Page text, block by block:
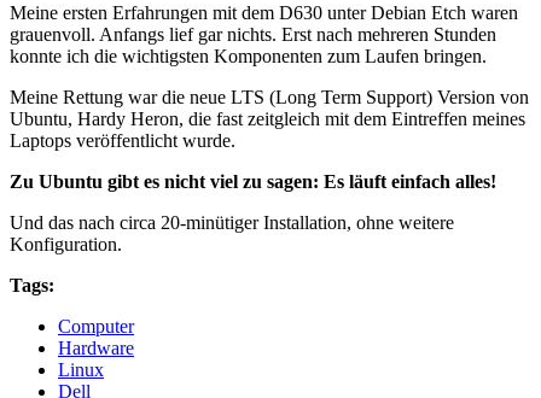
Meine ersten Erfahrungen mit dem D630 unter Debian Etch waren
grauenvoll. Anfangs lief gar nichts. Erst nach mehreren Stunden
konnte ich die wichtigsten Komponenten zum Laufen bringen.
Meine Rettung war die neue LTS (Long Term Support) Version von
Ubuntu, Hardy Heron, die fast zeitgleich mit dem Eintreffen meines
Laptops veröffentlicht wurde.
Zu Ubuntu gibt es nicht viel zu sagen: Es läuft einfach alles!
Und das nach circa 20-minütiger Installation, ohne weitere
Konfiguration.
Tags:
Computer
Hardware
Linux
Dell